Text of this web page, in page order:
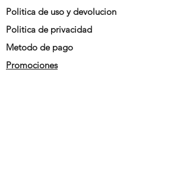
Politica de uso y devolucion
Politica de privacidad
Metodo de pago
Promociones